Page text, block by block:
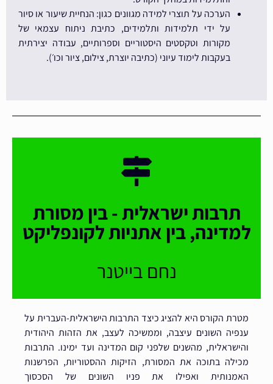
הערכה על תוצרי למידה מגוונים כגון: הנחיית שיעור או סיור
על ידי תלמידות ותלמידים, כתיבת ניתוח עצמאי של
מקורות וטקסטים היסטוריים וספרותיים, עבודה יצירתית
בעקבות לימוד עיוני (כתיבה יוצרת, צילום, ציור וכו׳).
תרבות ישראלית - בין מסורת
למדינה, בין אתניות לקונפליקט
נחם בייטנר
מטרת הקורס היא להציג כיצד התרבות הישראלית-העברית על
ענפיה השונים עיצבה, וממשיכה לעצב, את הזהות היהודית
והישראלית, מהשנים שלפני קום המדינה ועד ימינו. התרבות
מכילה בתוכה את המסורת, הזיקות ההסטוריות, הפרשנות
האמנותית ואפילו את פניו השונים של הסכסוך